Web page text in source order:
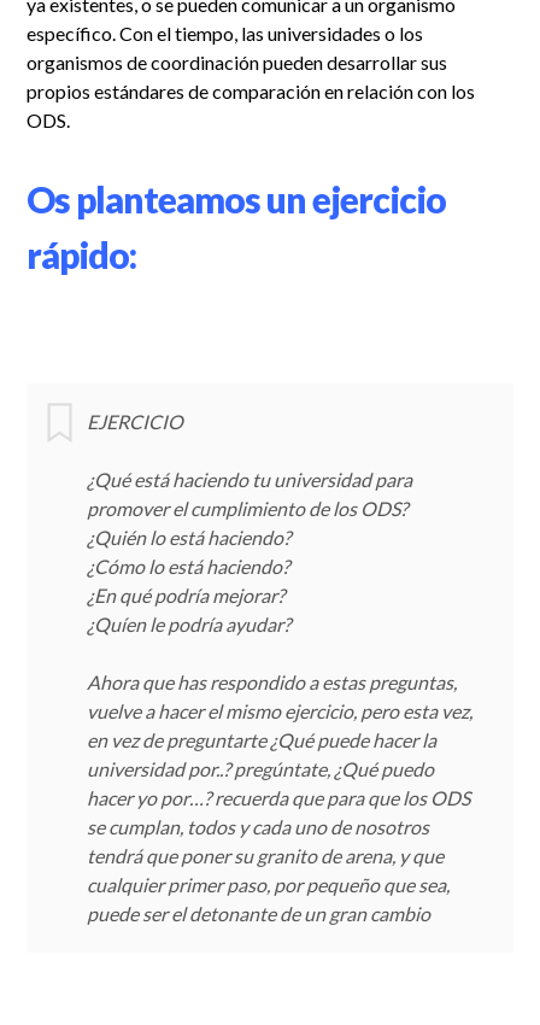
específico. Con el tiempo, las universidades o los
organismos de coordinación pueden desarrollar sus
propios estándares de comparación en relación con los
ODS.
Os planteamos un ejercicio
rápido:
EJERCICIO
¿Qué está haciendo tu universidad para
promover el cumplimiento de los ODS?
¿Quién lo está haciendo?
¿Cómo lo está haciendo?
¿En qué podría mejorar?
¿Quíen le podría ayudar?
Ahora que has respondido a estas preguntas,
vuelve a hacer el mismo ejercicio, pero esta vez,
en vez de preguntarte ¿Qué puede hacer la
universidad por..? pregúntate, ¿Qué puedo
hacer yo por…? recuerda que para que los ODS
se cumplan, todos y cada uno de nosotros
tendrá que poner su granito de arena, y que
cualquier primer paso, por pequeño que sea,
puede ser el detonante de un gran cambio